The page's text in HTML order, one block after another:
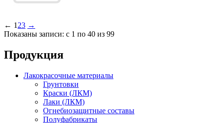
← 1 23 →
Показаны записи: с 1 по 40 из 99
Продукция
Лакокрасочные материалы
Грунтовки
Краски (ЛКМ)
Лаки (ЛКМ)
Огнебиозащитные составы
Полуфабрикаты